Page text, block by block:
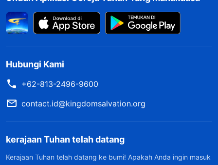
Hubungi Kami
+62-813-2496-9600
contact.id@kingdomsalvation.org
kerajaan Tuhan telah datang
Kerajaan Tuhan telah datang ke bumi! Apakah Anda ingin masuk